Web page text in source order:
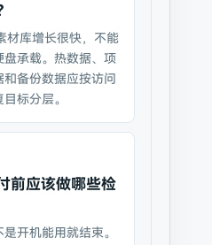
材库增长很快，不能
盘承载。热数据、项
和备份数据应按访问
标分层。
前应该做哪些检
开机能用就结束。